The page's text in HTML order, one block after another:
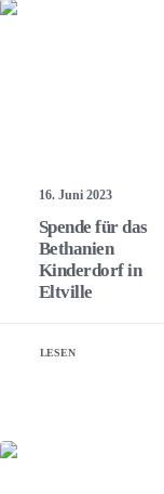
16. Juni 2023
Spende für das
Bethanien
Kinderdorf in
Eltville
LESEN